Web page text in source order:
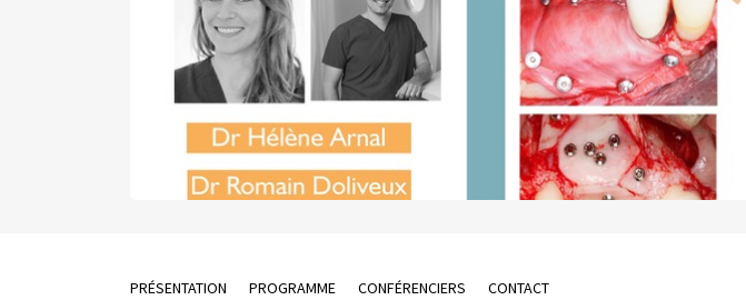
PRÉSENTATION PROGRAMME CONFÉRENCIERS CONTACT